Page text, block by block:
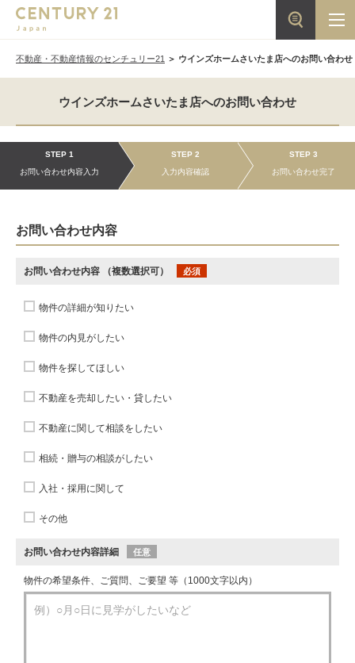
不動産・不動産情報のセンチュリー21 ウインズホームさいたま店へのお問い合わせ
ウインズホームさいたま店へのお問い合わせ
STEP 1
お問い合わせ内容入力
STEP 2
入力内容確認
STEP 3
お問い合わせ完了
お問い合わせ内容
お問い合わせ内容 （複数選択可） 必須
物件の詳細が知りたい
物件の内見がしたい
物件を探してほしい
不動産を売却したい・貸したい
不動産に関して相談をしたい
相続・贈与の相談がしたい
入社・採用に関して
その他
お問い合わせ内容詳細 任意
物件の希望条件、ご質問、ご要望 等（1000文字以内）